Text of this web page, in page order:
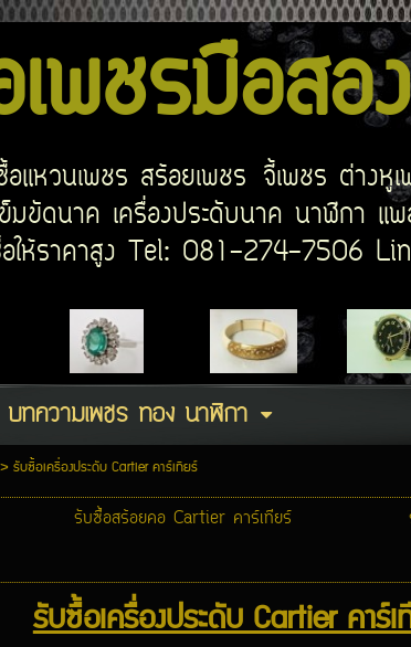
พชรมือสอ
หวนเพชร สร้อยเพชร จี้เพชร ต่างหูเ
มขัดนาค เครื่องประดับนาค นาฬิกา แ
ให้ราคาสูง Tel: 081-274-7506
บทความเพชร ทอง นาฬิกา
รับซื้อเครื่องประดับ Cartier คาร์เทียร์
รับซื้อสร้อยคอ Cartier คาร์เทียร์
รับซื้อเครื่องประดับ Cartier คาร์